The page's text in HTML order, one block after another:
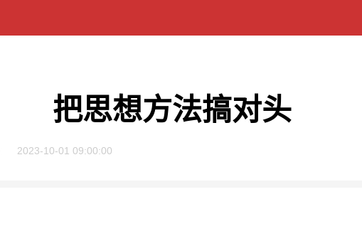
把思想方法搞对头
2023-10-01 09:00:00